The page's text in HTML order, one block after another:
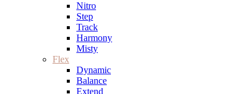
Nitro
Step
Track
Harmony
Misty
Flex
Dynamic
Balance
Extend